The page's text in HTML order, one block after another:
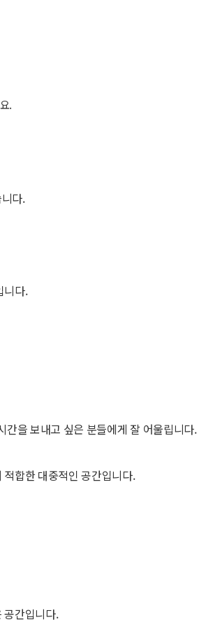
.
다.
니다.
을 보내고 싶은 분들에게 잘 어울립니다.
합한 대중적인 공간입니다.
공간입니다.